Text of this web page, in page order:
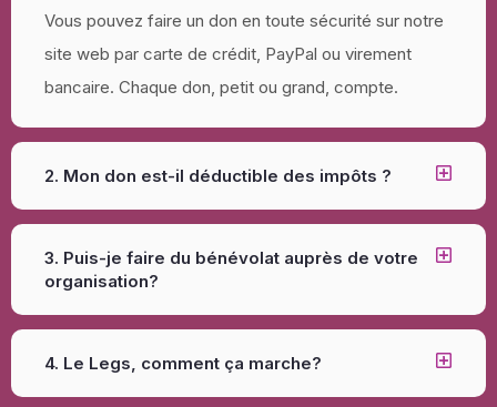
Vous pouvez faire un don en toute sécurité sur notre
site web par carte de crédit, PayPal ou virement
bancaire. Chaque don, petit ou grand, compte.
2. Mon don est-il déductible des impôts ?
3. Puis-je faire du bénévolat auprès de votre
organisation?
4. Le Legs, comment ça marche?